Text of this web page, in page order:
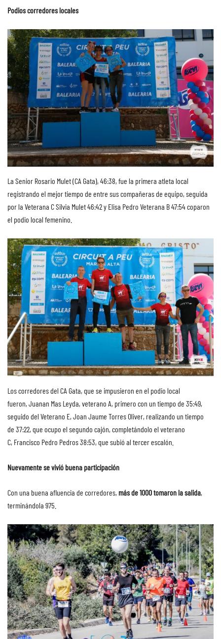
Podios corredores locales
La Senior Rosario Mulet (CA Gata), 46:38, fue la primera atleta local
registrando el mejor tiempo de entre sus compañeras de equipo, seguida
por la Veterana C Silvia Mulet 46:42 y Elisa Pedro Veterana B 47:54 coparon
el podio local femenino.
Los corredores del CA Gata, que se impusieron en el podio local
fueron, Juanan Mas Leyda, veterano A, primero con un tiempo de 35:49,
seguido del Veterano E, Joan Jaume Torres Oliver, realizando un tiempo
de 37:22, que ocupo el segundo cajón, completándolo el veterano
C, Francisco Pedro Pedros 38:53, que subió al tercer escalón.
Nuevamente se vivió buena participación
Con una buena afluencia de corredores, más de 1000 tomaron la salida,
terminándola 975.